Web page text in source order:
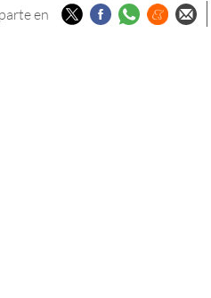
en TwitterFacebook
Whatsapp